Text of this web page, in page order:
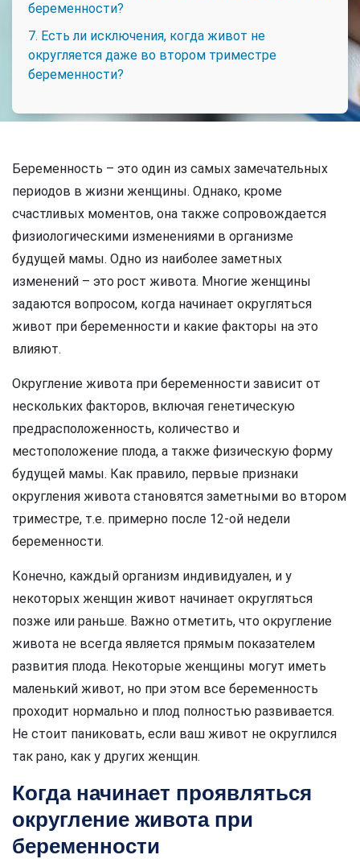
беременности?
7. Есть ли исключения, когда живот не
округляется даже во втором триместре
беременности?
Беременность – это один из самых замечательных
периодов в жизни женщины. Однако, кроме
счастливых моментов, она также сопровождается
физиологическими изменениями в организме
будущей мамы. Одно из наиболее заметных
изменений – это рост живота. Многие женщины
задаются вопросом, когда начинает округляться
живот при беременности и какие факторы на это
влияют.
Округление живота при беременности зависит от
нескольких факторов, включая генетическую
предрасположенность, количество и
местоположение плода, а также физическую форму
будущей мамы. Как правило, первые признаки
округления живота становятся заметными во втором
триместре, т.е. примерно после 12-ой недели
беременности.
Конечно, каждый организм индивидуален, и у
некоторых женщин живот начинает округляться
позже или раньше. Важно отметить, что округление
живота не всегда является прямым показателем
развития плода. Некоторые женщины могут иметь
маленький живот, но при этом все беременность
проходит нормально и плод полностью развивается.
Не стоит паниковать, если ваш живот не округлился
так рано, как у других женщин.
Когда начинает проявляться
округление живота при
беременности